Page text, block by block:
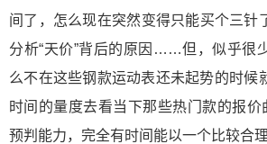
间了，怎么现在突然变得只能买个三针
分析“天价”背后的原因……但，似乎很
么不在这些钢款运动表还未起势的时候
时间的量度去看当下那些热门款的报价
预判能力，完全有时间能以一个比较合